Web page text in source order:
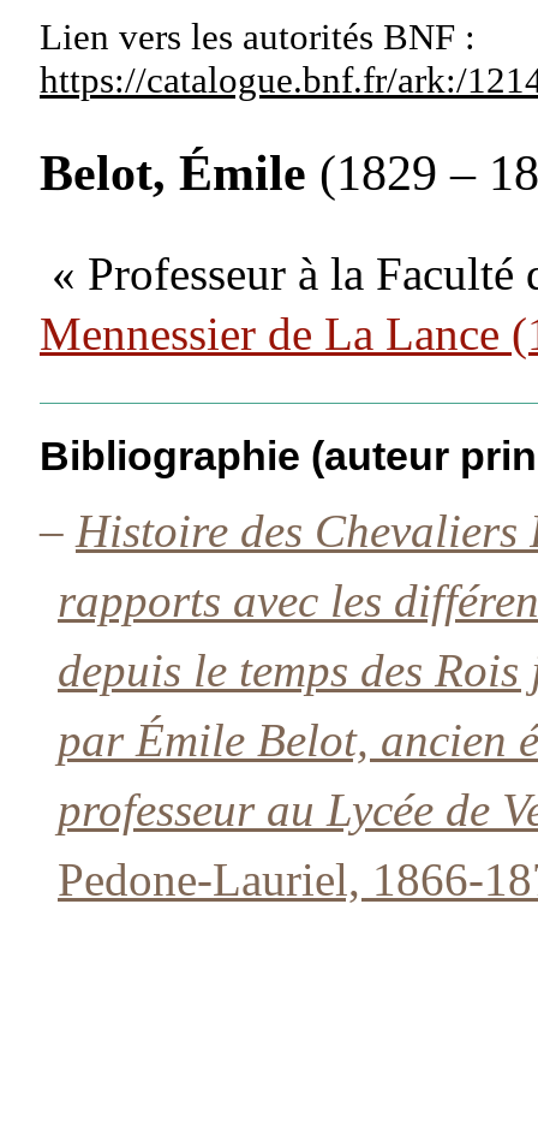
Lien vers les autorités BNF :
https://catalogue.bnf.fr/ark:/
Belot, Émile (1829 –
« Professeur à la
Mennessier de La Lance
Bibliographie (auteur
– Histoire des Chevaliers
rapports avec les
depuis le temps des
par Émile Belot, ancien
professeur au Lycée de
Pedone-Lauriel, 1866-